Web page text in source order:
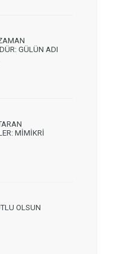
GÜLÜN ADI
MİMİKRİ
OLSUN